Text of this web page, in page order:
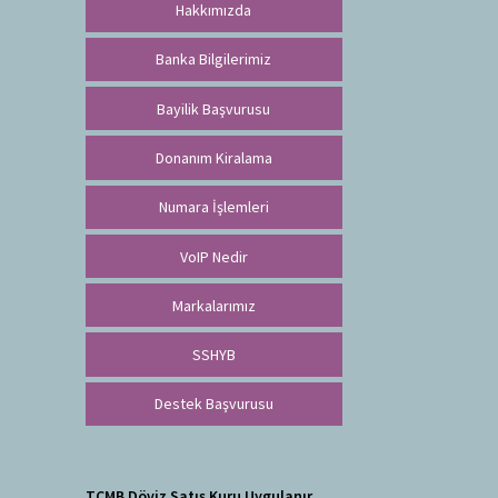
Hakkımızda
Banka Bilgilerimiz
Bayilik Başvurusu
Donanım Kiralama
Numara İşlemleri
VoIP Nedir
Markalarımız
SSHYB
Destek Başvurusu